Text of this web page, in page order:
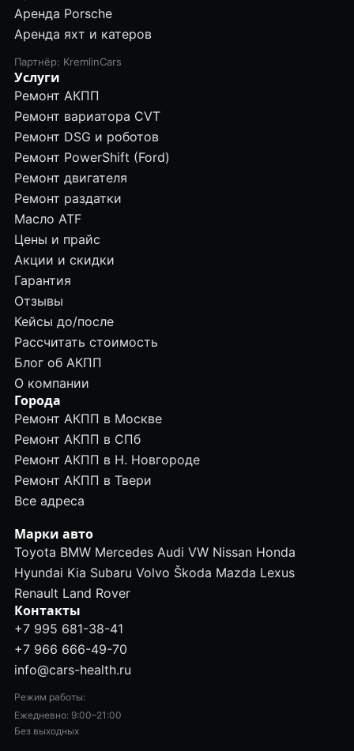
Аренда Porsche
Аренда яхт и катеров
Партнёр: KremlinCars
Услуги
Ремонт АКПП
Ремонт вариатора CVT
Ремонт DSG и роботов
Ремонт PowerShift (Ford)
Ремонт двигателя
Ремонт раздатки
Масло ATF
Цены и прайс
Акции и скидки
Гарантия
Отзывы
Кейсы до/после
Рассчитать стоимость
Блог об АКПП
О компании
Города
Ремонт АКПП в Москве
Ремонт АКПП в СПб
Ремонт АКПП в Н. Новгороде
Ремонт АКПП в Твери
Все адреса
Марки авто
Toyota BMW Mercedes Audi VW Nissan Honda
Hyundai Kia Subaru Volvo Škoda Mazda Lexus
Renault Land Rover
Контакты
+7 995 681-38-41
+7 966 666-49-70
info@cars-health.ru
Режим работы:
Ежедневно: 9:00–21:00
Без выходных